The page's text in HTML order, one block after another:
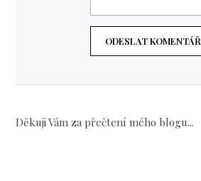
ODESLAT KOMENTÁŘ
Děkuji Vám za přečtení mého blogu...